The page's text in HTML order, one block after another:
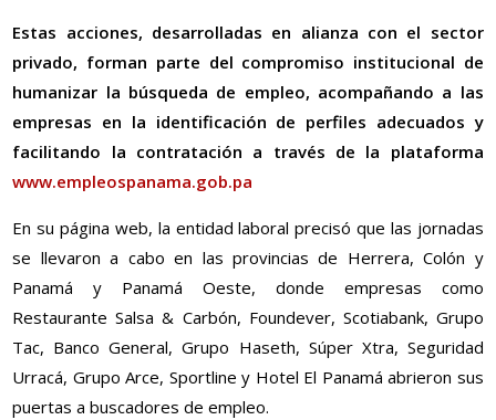
Estas acciones, desarrolladas en alianza con el sector
privado, forman parte del compromiso institucional de
humanizar la búsqueda de empleo, acompañando a las
empresas en la identificación de perfiles adecuados y
facilitando la contratación a través de la plataforma
www.empleospanama.gob.pa
En su página web, la entidad laboral precisó que las jornadas
se llevaron a cabo en las provincias de Herrera, Colón y
Panamá y Panamá Oeste, donde empresas como
Restaurante Salsa & Carbón, Foundever, Scotiabank, Grupo
Tac, Banco General, Grupo Haseth, Súper Xtra, Seguridad
Urracá, Grupo Arce, Sportline y Hotel El Panamá abrieron sus
puertas a buscadores de empleo.